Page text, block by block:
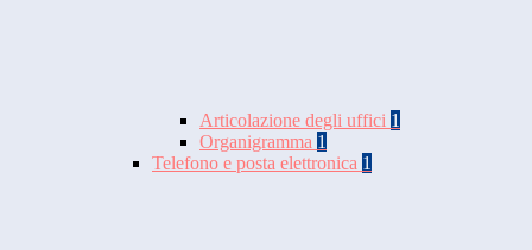
Articolazione degli uffici 1
Organigramma 1
Telefono e posta elettronica 1